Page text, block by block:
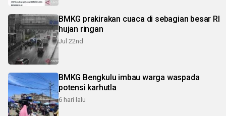
BMKG prakirakan cuaca di sebagian besar RI
hujan ringan
Jul 22nd
BMKG Bengkulu imbau warga waspada
potensi karhutla
6 hari lalu